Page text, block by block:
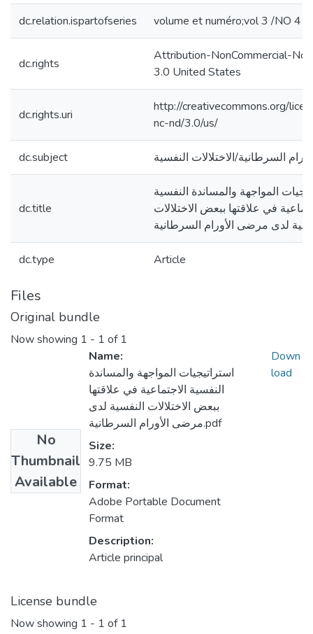
dc.relation.ispartofseries volume et numéro;vol 3 /NO 4
dc.rights
Attribution-NonCommercial-
3.0 United States
dc.rights.uri
http://creativecommons.org/
nc-nd/3.0/us/
dc.subject السرطانية/الاختلالات النفسية
dc.title
المواجهة والمساندة النفسية
في علاقتها ببعض الاختلالات
لدى مرضى الأورام السرطانية
dc.type Article
Files
Original bundle
Now showing 1 - 1 of 1
No
Thumbnail
Available
Name:
استراتيجيات المواجهة والمساندة
النفسية الاجتماعية في علاقتها
ببعض الاختلالات النفسية لدى
مرضى الأورام السرطانية.pdf
Size:
9.75 MB
Format:
Adobe Portable Document
Format
Description:
Article principal
Down
load
License bundle
Now showing 1 - 1 of 1